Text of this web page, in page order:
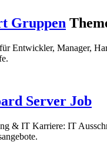
Gruppen
Entwickler, Manager,
Server Job
& IT Karriere: IT